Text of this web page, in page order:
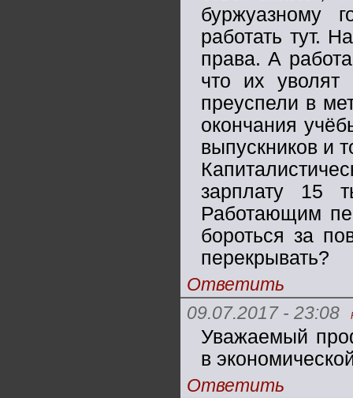
буржуазному
работать тут.
права. А
что их
преуспели в
окончания
выпускников и
зарплату 15
Работающим
бороться за
перекрывать?
Ответить
09.07.2017 - 23:08
Уважаемый
в
Ответить